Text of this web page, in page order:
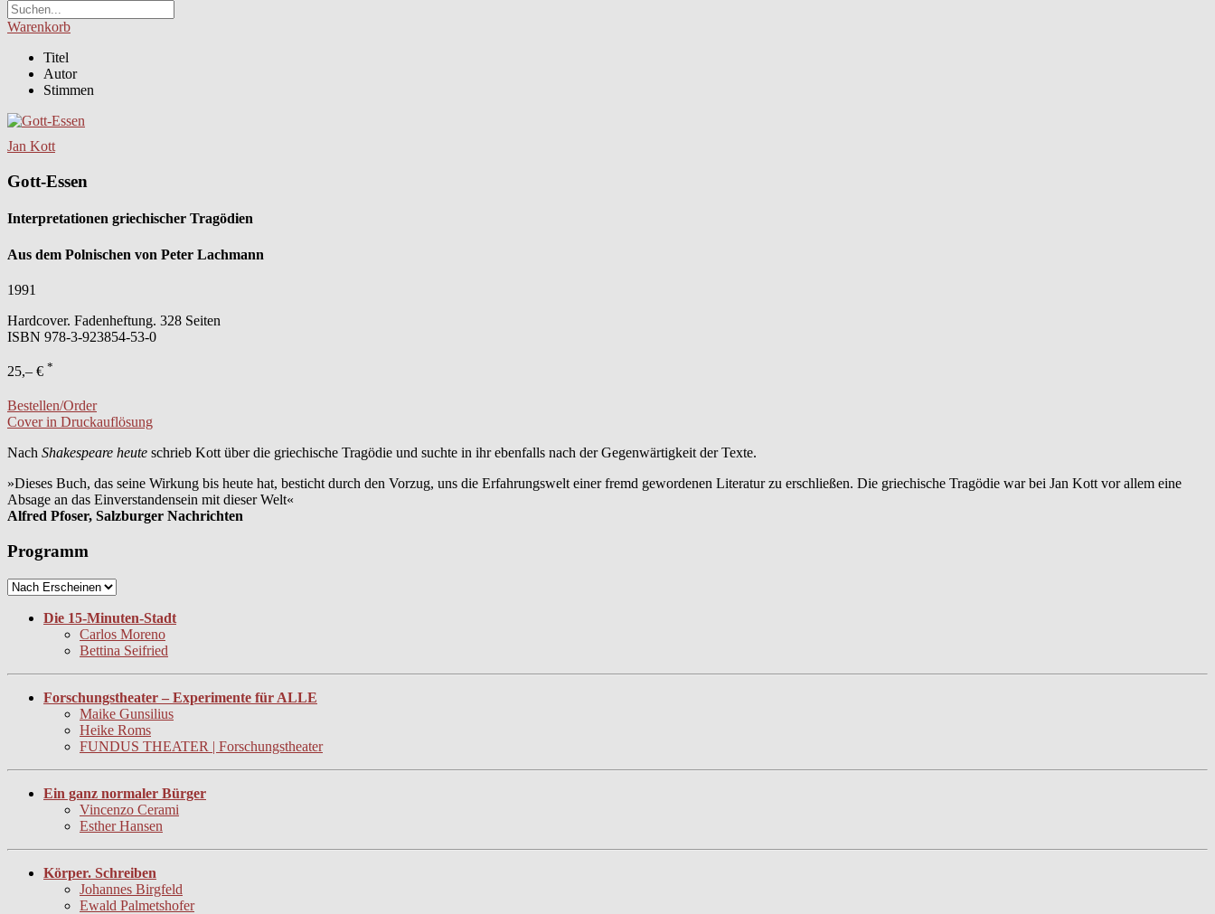
Warenkorb
Titel
Autor
Stimmen
Jan Kott
Gott-Essen
Interpretationen griechischer Tragödien
Aus dem Polnischen von Peter Lachmann
1991
Hardcover. Fadenheftung. 328 Seiten
ISBN 978-3-923854-53-0
25,– € *
Bestellen/Order
Cover in Druckauflösung
Nach Shakespeare heute schrieb Kott über die griechische Tragödie und suchte in ihr ebenfalls nach der Gegenwärtigkeit der Texte.
»Dieses Buch, das seine Wirkung bis heute hat, besticht durch den Vorzug, uns die Erfahrungswelt einer fremd gewordenen Literatur zu erschließen. Die griechische Tragödie war bei Jan Kott vor allem eine
Absage an das Einverstandensein mit dieser Welt«
Alfred Pfoser, Salzburger Nachrichten
Programm
Die 15-Minuten-Stadt
Carlos Moreno
Bettina Seifried
Forschungstheater – Experimente für ALLE
Maike Gunsilius
Heike Roms
FUNDUS THEATER | Forschungstheater
Ein ganz normaler Bürger
Vincenzo Cerami
Esther Hansen
Körper. Schreiben
Johannes Birgfeld
Ewald Palmetshofer